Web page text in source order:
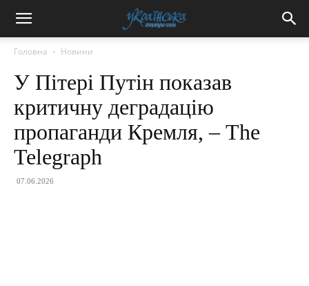
Головна Новини
У Пітері Путін показав
критичну деградацію
пропаганди Кремля, – The
Telegraph
07.06.2026